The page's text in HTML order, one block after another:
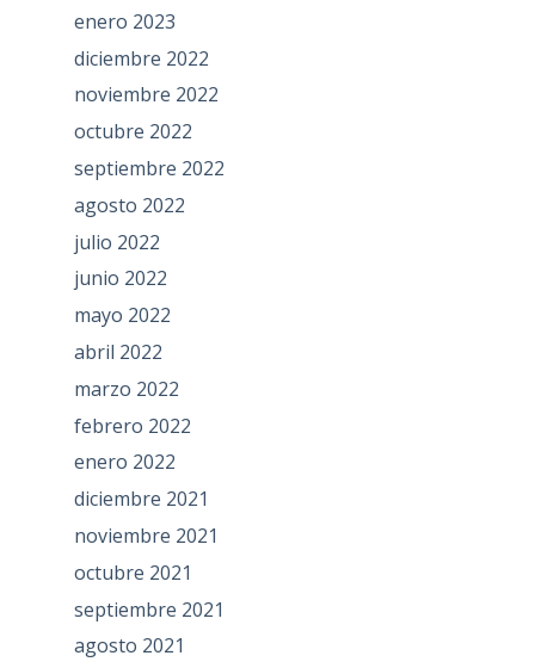
enero 2023
diciembre 2022
noviembre 2022
octubre 2022
septiembre 2022
agosto 2022
julio 2022
junio 2022
mayo 2022
abril 2022
marzo 2022
febrero 2022
enero 2022
diciembre 2021
noviembre 2021
octubre 2021
septiembre 2021
agosto 2021